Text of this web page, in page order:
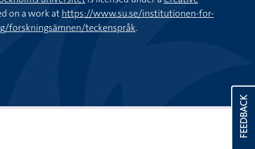
FEEDBACK
on a work athttps://www.su.se/institutionen-for-
forskningsämnen/teckenspråk.